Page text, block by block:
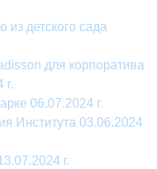
из детского сада
для корпоратива
г.
06.07.2024 г.
Института 03.06.2024
г.